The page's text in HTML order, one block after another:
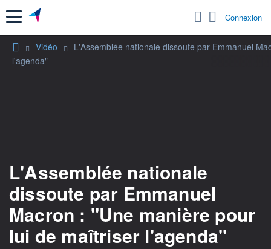
Menu Connexion
Vidéo
L'Assemblée nationale dissoute par Emmanuel
l'agenda"
L'Assemblée nationale
dissoute par Emmanuel
Macron : "Une manière pour
lui de maîtriser l'agenda"